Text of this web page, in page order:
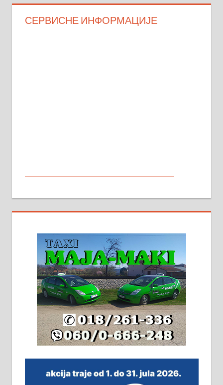
СЕРВИСНЕ ИНФОРМАЦИЈЕ
стамбене целине једна уз другу.
2х150м2, две гараже, централно
грејање на гас и дрва. Две
адресе. 063/71-74-023
Издајем комплетно опремљену
халу на Житковачком путу, на
плацу површине око 7 ари.
064/321-80-51; 063/102-35-25
На продају легализована, нова,
м2 са плацем од 8 ари у Зеленом
виру у Алексинцу. Могућа